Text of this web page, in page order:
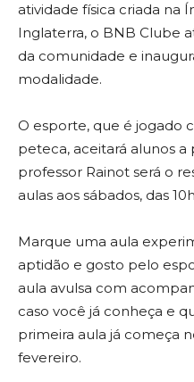
atividade física criada na
Inglaterra, o BNB Clube
da comunidade e
modalidade.
O esporte, que é jogado
peteca, aceitará alunos a
professor Rainot será o
aulas aos sábados, das
Marque uma aula
aptidão e gosto pelo
aula avulsa com
caso você já conheça e
primeira aula já começa
fevereiro.